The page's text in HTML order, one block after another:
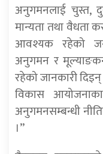
अनुगमनलाई चुस्त,
मान्यता तथा वैधता
आवश्यक रहेको
अनुगमन र
रहेको जानकारी
विकास
अनुगमनसम्बन्धी
।”